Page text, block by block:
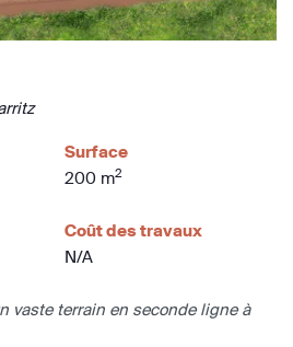
Surface
200 m2
Coût des travaux
N/A
vaste terrain en seconde ligne à